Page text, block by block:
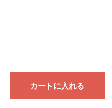
カートに入れる